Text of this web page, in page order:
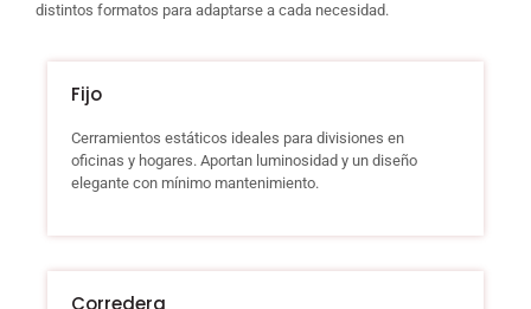
distintos formatos para adaptarse a cada necesidad.
Fijo
Cerramientos estáticos ideales para divisiones en
oficinas y hogares. Aportan luminosidad y un diseño
elegante con mínimo mantenimiento.
Corredera